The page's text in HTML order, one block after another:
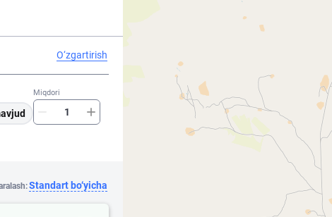
O‘zgartirish
Miqdori
Standart bo‘yicha